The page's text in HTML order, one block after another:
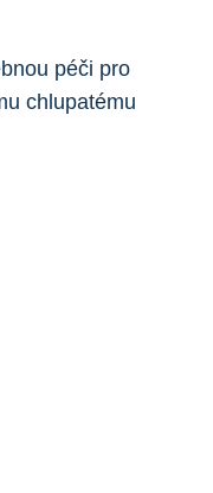
péči pro
chlupatému